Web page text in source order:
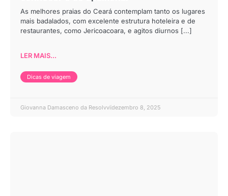
As melhores praias do Ceará contemplam tanto os lugares
mais badalados, com excelente estrutura hoteleira e de
restaurantes, como Jericoacoara, e agitos diurnos [...]
LER MAIS...
Dicas de viagem
Giovanna Damasceno da Resolvvidezembro 8, 2025